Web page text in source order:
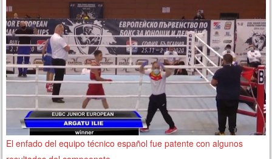
El enfado del equipo técnico español fue patente con algunos